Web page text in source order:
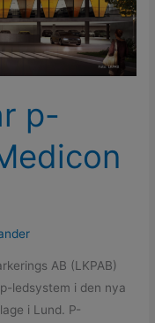
p-
AB (LKPAB)
ledsystem i den nya
i Lund. P-